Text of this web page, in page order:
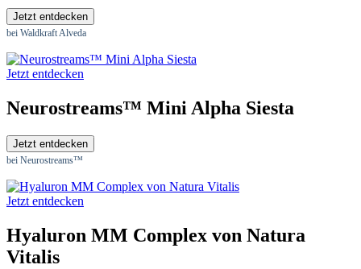
Jetzt entdecken
bei Waldkraft Alveda
Jetzt entdecken
Neurostreams™ Mini Alpha Siesta
Jetzt entdecken
bei Neurostreams™
Jetzt entdecken
Hyaluron MM Complex von Natura
Vitalis